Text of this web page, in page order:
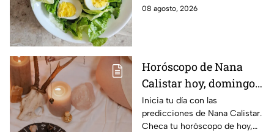
08 agosto, 2026
Horóscopo de Nana
Calistar hoy, domingo 9
de agosto: estos signos
tendrán ingresos extra
Inicia tu día con las
predicciones de Nana Calistar.
Checa tu horóscopo de hoy,